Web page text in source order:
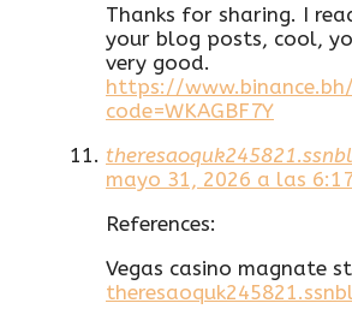
Thanks for sharing. I
your blog posts, cool,
very good.
https://
code=WKAGBF7Y
mayo 31, 2026 a las
References:
Vegas casino magnate